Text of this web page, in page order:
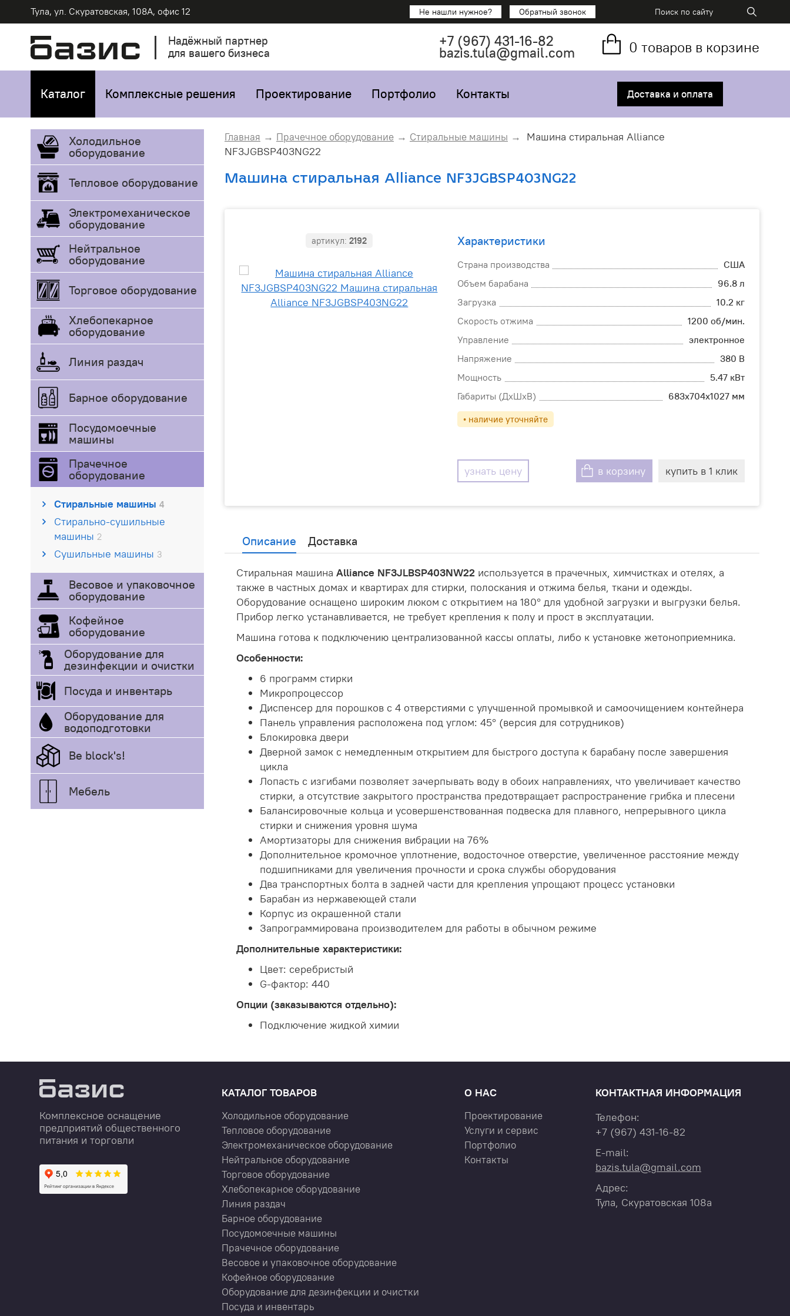
Тула, ул. Скуратовская, 108А, офис 12 Не нашли нужное? Обратный звонок
Надёжный партнер
для вашего бизнеса
+7 (967) 431-16-82
bazis.tula@gmail.com 0 товаров в корзине
Каталог Комплексные решения Проектирование Портфолио Контакты Доставка и оплата
Холодильное
оборудование
Тепловое оборудование
Электромеханическое
оборудование
Нейтральное
оборудование
Торговое оборудование
Хлебопекарное
оборудование
Линия раздач
Барное оборудование
Посудомоечные
машины
Прачечное
оборудование
Стиральные машины 4
Стирально-сушильные
машины 2
Сушильные машины 3
Весовое и упаковочное
оборудование
Кофейное
оборудование
Оборудование для
дезинфекции и очистки
Посуда и инвентарь
Оборудование для
водоподготовки
Be block's!
Мебель
Главная Прачечное оборудование Стиральные машины
Машина стиральная Alliance
NF3JGBSP403NG22
Машина стиральная Alliance NF3JGBSP403NG22
артикул:2192 Характеристики
Страна производства
США
Объем барабана
96.8 л
Загрузка
10.2 кг
Скорость отжима
1200 об/мин.
Управление
электронное
Напряжение
380 В
Мощность
5.47 кВт
Габариты (ДхШхВ)
683х704х1027 мм
• наличие уточняйте
узнать цену в корзину купить в 1 клик
Описание Доставка
Стиральная машина Alliance NF3JLBSP403NW22 используется в прачечных, химчистках и отелях, а
также в частных домах и квартирах для стирки, полоскания и отжима белья, ткани и одежды.
Оборудование оснащено широким люком с открытием на 180° для удобной загрузки и выгрузки белья.
Прибор легко устанавливается, не требует крепления к полу и прост в эксплуатации.
Машина готова к подключению централизованной кассы оплаты, либо к установке жетоноприемника.
Особенности:
6 программ стирки
Микропроцессор
Диспенсер для порошков с 4 отверстиями с улучшенной промывкой и самоочищением контейнера
Панель управления расположена под углом: 45° (версия для сотрудников)
Блокировка двери
Дверной замок с немедленным открытием для быстрого доступа к барабану после завершения
цикла
Лопасть с изгибами позволяет зачерпывать воду в обоих направлениях, что увеличивает качество
стирки, а отсутствие закрытого пространства предотвращает распространение грибка и плесени
Балансировочные кольца и усовершенствованная подвеска для плавного, непрерывного цикла
стирки и снижения уровня шума
Амортизаторы для снижения вибрации на 76%
Дополнительное кромочное уплотнение, водосточное отверстие, увеличенное расстояние между
подшипниками для увеличения прочности и срока службы оборудования
Два транспортных болта в задней части для крепления упрощают процесс установки
Барабан из нержавеющей стали
Корпус из окрашенной стали
Запрограммирована производителем для работы в обычном режиме
Дополнительные характеристики:
Цвет: серебристый
G-фактор: 440
Опции (заказываются отдельно):
Подключение жидкой химии
Комплексное оснащение
предприятий общественного
питания и торговли
КАТАЛОГ ТОВАРОВ
Холодильное оборудование
Тепловое оборудование
Электромеханическое оборудование
Нейтральное оборудование
Торговое оборудование
Хлебопекарное оборудование
Линия раздач
Барное оборудование
Посудомоечные машины
Прачечное оборудование
Весовое и упаковочное оборудование
Кофейное оборудование
Оборудование для дезинфекции и очистки
Посуда и инвентарь
О НАС
Проектирование
Услуги и сервис
Портфолио
Контакты
КОНТАКТНАЯ ИНФОРМАЦИЯ
Телефон:
+7 (967) 431-16-82
E-mail:
bazis.tula@gmail.com
Адрес:
Тула, Скуратовская 108а